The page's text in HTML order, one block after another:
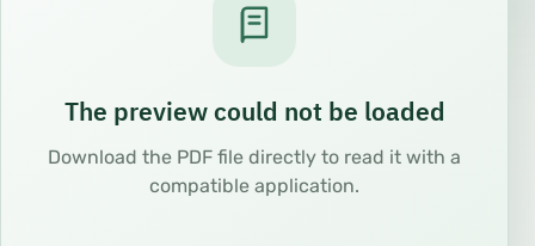
The preview could not be loaded
Download the PDF file directly to read it with a
compatible application.